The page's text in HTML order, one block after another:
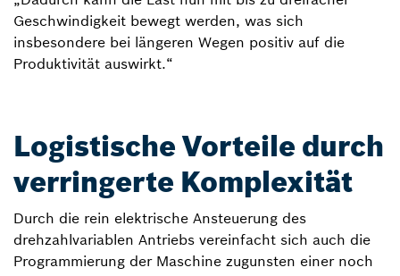
Geschwindigkeit bewegt werden, was sich
insbesondere bei längeren Wegen positiv auf die
Produktivität auswirkt.“
Logistische Vorteile durch
verringerte Komplexität
Durch die rein elektrische Ansteuerung des
drehzahlvariablen Antriebs vereinfacht sich auch die
Programmierung der Maschine zugunsten einer noch